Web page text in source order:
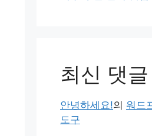
최신 댓글
안녕하세요!의 워드
도구